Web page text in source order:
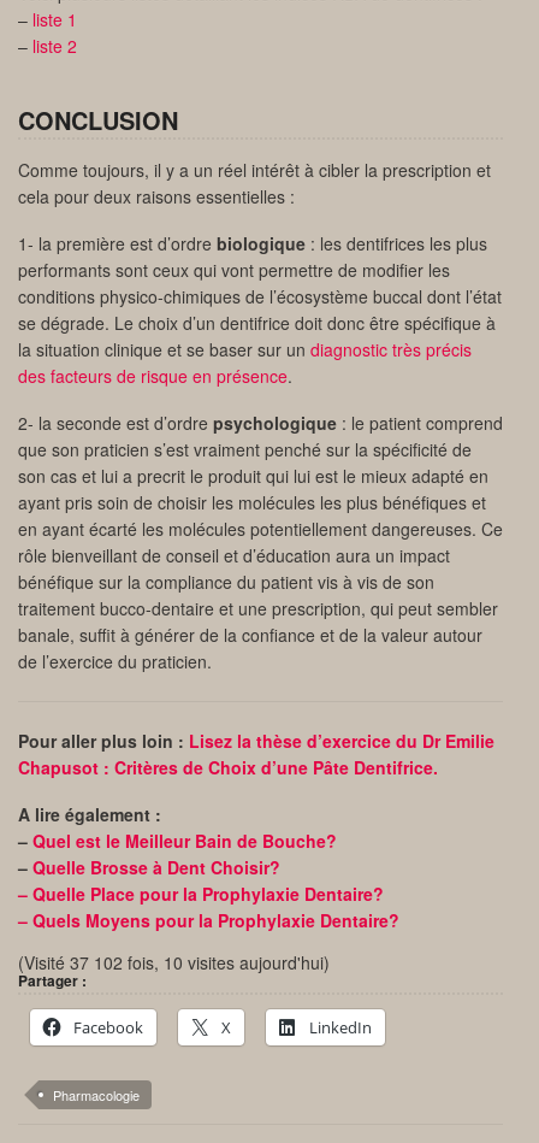
– liste 1
– liste 2
CONCLUSION
Comme toujours, il y a un réel intérêt à cibler la prescription et
cela pour deux raisons essentielles :
1- la première est d’ordre biologique : les dentifrices les plus
performants sont ceux qui vont permettre de modifier les
conditions physico-chimiques de l’écosystème buccal dont l’état
se dégrade. Le choix d’un dentifrice doit donc être spécifique à
la situation clinique et se baser sur un diagnostic très précis
des facteurs de risque en présence.
2- la seconde est d’ordre psychologique : le patient comprend
que son praticien s’est vraiment penché sur la spécificité de
son cas et lui a precrit le produit qui lui est le mieux adapté en
ayant pris soin de choisir les molécules les plus bénéfiques et
en ayant écarté les molécules potentiellement dangereuses. Ce
rôle bienveillant de conseil et d’éducation aura un impact
bénéfique sur la compliance du patient vis à vis de son
traitement bucco-dentaire et une prescription, qui peut sembler
banale, suffit à générer de la confiance et de la valeur autour
de l’exercice du praticien.
Pour aller plus loin : Lisez la thèse d’exercice du Dr Emilie
Chapusot : Critères de Choix d’une Pâte Dentifrice.
A lire également :
– Quel est le Meilleur Bain de Bouche?
– Quelle Brosse à Dent Choisir?
– Quelle Place pour la Prophylaxie Dentaire?
– Quels Moyens pour la Prophylaxie Dentaire?
(Visité 37 102 fois, 10 visites aujourd'hui)
Partager :
Facebook X LinkedIn
Pharmacologie